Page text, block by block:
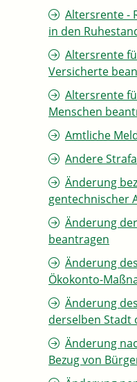
Altersrente -
in den
Altersrente
Versicherte
Altersrente
Menschen
Amtliche
Andere
Änderung
gentechnischer
Änderung
beantragen
Änderung
Ökokonto-
Änderung
derselben Stadt
Änderung
Bezug von